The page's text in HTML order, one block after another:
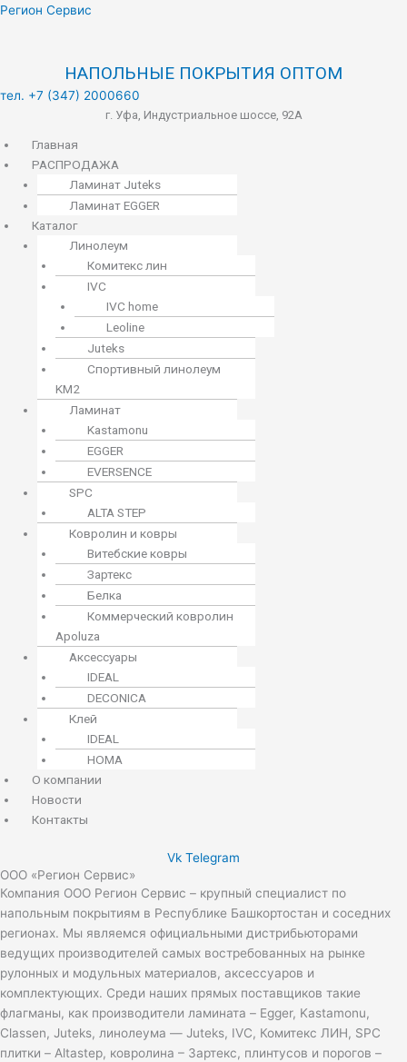
Регион Сервис
НАПОЛЬНЫЕ ПОКРЫТИЯ ОПТОМ
тел. +7 (347) 2000660
г. Уфа, Индустриальное шоссе, 92А
Меню
Главная
РАСПРОДАЖА
Ламинат Juteks
Ламинат EGGER
Каталог
Линолеум
Комитекс лин
IVC
IVC home
Leoline
Juteks
Спортивный линолеум
KM2
Ламинат
Kastamonu
EGGER
EVERSENCE
SPC
ALTA STEP
Ковролин и ковры
Витебские ковры
Зартекс
Белка
Коммерческий ковролин
Apoluza
Аксессуары
IDEAL
DECONICA
Клей
IDEAL
HOMA
О компании
Новости
Контакты
Vk Telegram
ООО «Регион Сервис»
Компания ООО Регион Сервис – крупный специалист по
напольным покрытиям в Республике Башкортостан и соседних
регионах. Мы являемся официальными дистрибьюторами
ведущих производителей самых востребованных на рынке
рулонных и модульных материалов, аксессуаров и
комплектующих. Среди наших прямых поставщиков такие
флагманы, как производители ламината – Egger, Kastamonu,
Classen, Juteks, линолеума — Juteks, IVC, Комитекс ЛИН, SPC
плитки – Altastep, ковролина – Зартекс, плинтусов и порогов –